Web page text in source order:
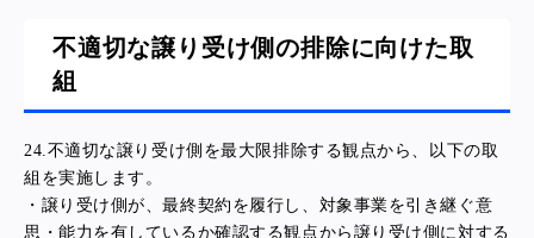
不適切な譲り受け側の排除に向けた取
組
24.不適切な譲り受け側を最大限排除する観点から、以下の取
組を実施します。
・譲り受け側が、最終契約を履行し、対象事業を引き継ぐ意
思・能力を有しているか確認する観点から譲り受け側に対する